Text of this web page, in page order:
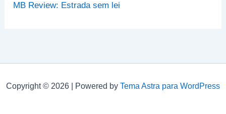
MB Review: Estrada sem lei
Copyright © 2026 | Powered by Tema Astra para WordPress